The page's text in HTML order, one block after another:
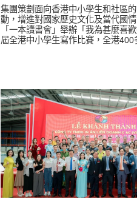
集團策劃面向香港中小學生和社區
動，增進對國家歷史文化及當代國情
「一本讀書會」舉辦「我為甚麼喜
屆全港中小學生寫作比賽，全港400
圍繞國慶75周年主題，結合國家與
展，助力青年把握機遇、積極融入